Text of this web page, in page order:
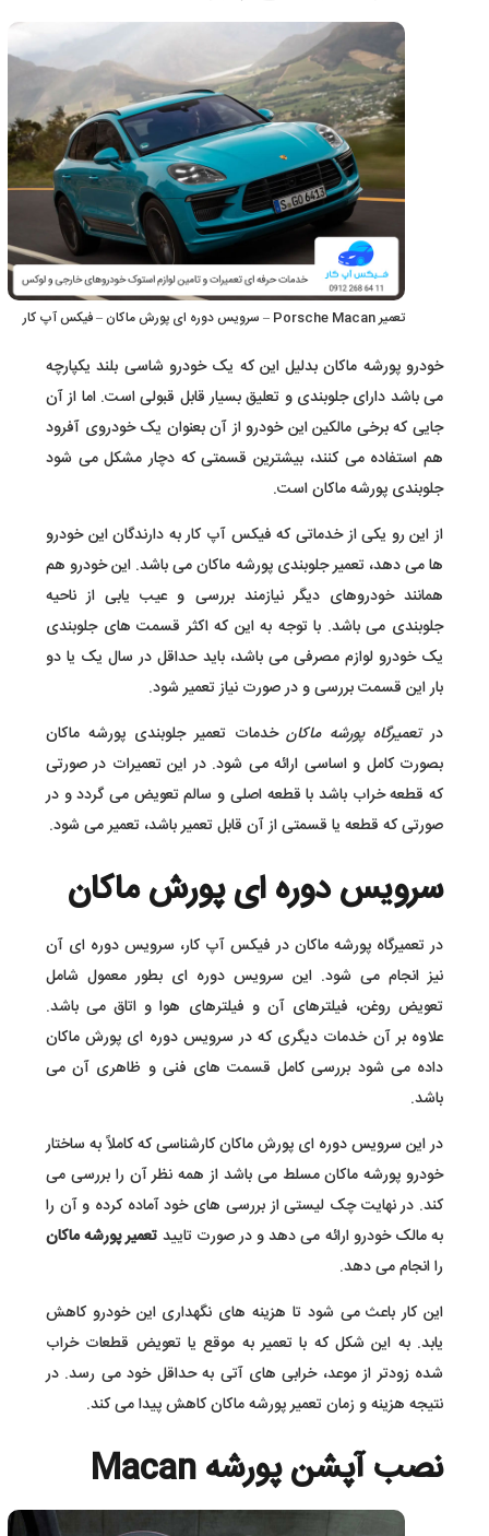
تعمیر Porsche Macan – سرویس دوره ای پورش ماکان – فیکس آپ کار
خودرو پورشه ماکان بدلیل این که یک خودرو شاسی بلند یکپارچه
می باشد دارای جلوبندی و تعلیق بسیار قابل قبولی است. اما از آن
جایی که برخی مالکین این خودرو از آن بعنوان یک خودروی آفرود
هم استفاده می کنند، بیشترین قسمتی که دچار مشکل می شود
جلوبندی پورشه ماکان است.
از این رو یکی از خدماتی که فیکس آپ کار به دارندگان این خودرو
ها می دهد، تعمیر جلوبندی پورشه ماکان می باشد. این خودرو هم
همانند خودروهای دیگر نیازمند بررسی و عیب یابی از ناحیه
جلوبندی می باشد. با توجه به این که اکثر قسمت های جلوبندی
یک خودرو لوازم مصرفی می باشد، باید حداقل در سال یک یا دو
بار این قسمت بررسی و در صورت نیاز تعمیر شود.
درتعمیرگاه پورشه ماکانخدمات تعمیر جلوبندی پورشه ماکان
بصورت کامل و اساسی ارائه می شود. در این تعمیرات در صورتی
که قطعه خراب باشد با قطعه اصلی و سالم تعویض می گردد و در
صورتی که قطعه یا قسمتی از آن قابل تعمیر باشد، تعمیر می شود.
سرویس دوره ای پورش ماکان
در تعمیرگاه پورشه ماکان در فیکس آپ کار، سرویس دوره ای آن
نیز انجام می شود. این سرویس دوره ای بطور معمول شامل
تعویض روغن، فیلترهای آن و فیلترهای هوا و اتاق می باشد.
علاوه بر آن خدمات دیگری که در سرویس دوره ای پورش ماکان
داده می شود بررسی کامل قسمت های فنی و ظاهری آن می
باشد.
در این سرویس دوره ای پورش ماکان کارشناسی که کاملاً به ساختار
خودرو پورشه ماکان مسلط می باشد از همه نظر آن را بررسی می
کند. در نهایت چک لیستی از بررسی های خود آماده کرده و آن را
به مالک خودرو ارائه می دهد و در صورت تایید تعمیر پورشه ماکان
را انجام می دهد.
این کار باعث می شود تا هزینه های نگهداری این خودرو کاهش
یابد. به این شکل که با تعمیر به موقع یا تعویض قطعات خراب
شده زودتر از موعد، خرابی های آتی به حداقل خود می رسد. در
نتیجه هزینه و زمان تعمیر پورشه ماکان کاهش پیدا می کند.
نصب آپشن پورشه Macan